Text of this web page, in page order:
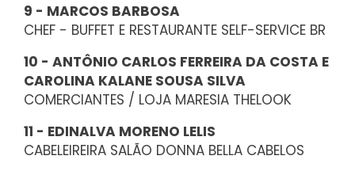
9 - MARCOS BARBOSA
CHEF - BUFFET E RESTAURANTE SELF-SERVICE BR
10 - ANTÔNIO CARLOS FERREIRA DA COSTA E
CAROLINA KALANE SOUSA SILVA
COMERCIANTES / LOJA MARESIA THELOOK
11 - EDINALVA MORENO LELIS
CABELEIREIRA SALÃO DONNA BELLA CABELOS